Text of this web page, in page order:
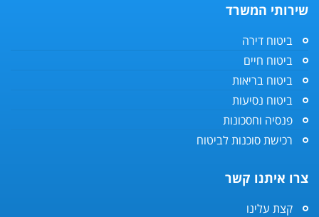
שירותי המשרד
ביטוח דירה
ביטוח חיים
ביטוח בריאות
ביטוח נסיעות
פנסיה וחסכונות
רכישת סוכנות לביטוח
צרו איתנו קשר
קצת עלינו